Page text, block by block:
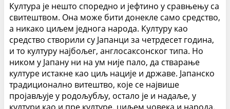
Култура је нешто споредно и јефтино у сравњењу са
свитештвом. Она може бити донекле само средство,
а никако циљем једнога народа. Културу као
средство створили су Јапанци за четрдесет година,
и то културу најбољег, англосаксонског типа. Но
ником у Јапану ни на ум није пало, да стварање
културе истакне као циљ нације и државе. Јапанско
традиционално витештво, које се највише
пројављује у родољубљу, остало је и надаље, у